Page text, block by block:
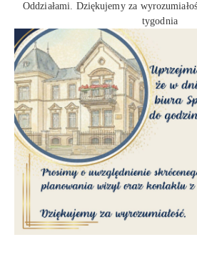
Oddziałami. Dziękujemy za
tygodnia